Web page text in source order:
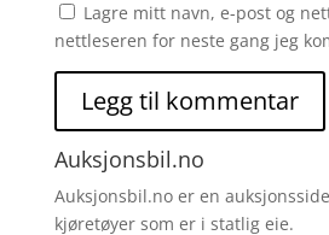
Lagre mitt navn, e-post og
nettleseren for neste gang jeg
Auksjonsbil.no
Auksjonsbil.no er en
kjøretøyer som er i statlig eie.